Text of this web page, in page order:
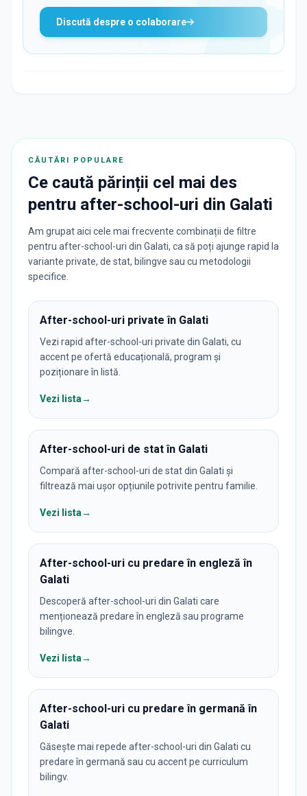
Discută despre o colaborare
CĂUTĂRI POPULARE
Ce caută părinții cel mai des
pentru after-school-uri din Galati
Am grupat aici cele mai frecvente combinații de filtre
pentru after-school-uri din Galati, ca să poți ajunge rapid la
variante private, de stat, bilingve sau cu metodologii
specifice.
After-school-uri private în Galati
Vezi rapid after-school-uri private din Galati, cu
accent pe ofertă educațională, program și
poziționare în listă.
Vezi lista→
After-school-uri de stat în Galati
Compară after-school-uri de stat din Galati și
filtrează mai ușor opțiunile potrivite pentru familie.
Vezi lista→
After-school-uri cu predare în engleză în
Galati
Descoperă after-school-uri din Galati care
menționează predare în engleză sau programe
bilingve.
Vezi lista→
After-school-uri cu predare în germană în
Galati
Găsește mai repede after-school-uri din Galati cu
predare în germană sau cu accent pe curriculum
bilingv.